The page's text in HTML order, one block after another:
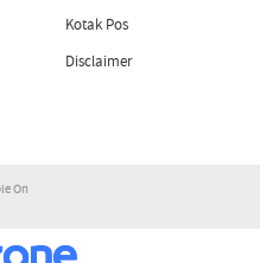
Kotak Pos
Disclaimer
On